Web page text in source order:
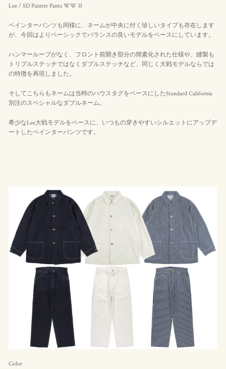
Lee / SD Painter Pants WW II
ペインターパンツも同様に、ネームが中央に付く珍しいタイプも存在します
が、今回はよりベーシックでバランスの良いモデルをベースにしています。
ハンマーループがなく、フロント前開き部分の簡素化された仕様や、縫製も
トリプルステッチではなくダブルステッチなど、同じく大戦モデルならでは
の特徴を再現しました。
そしてこちらもネームは当時のハウスタグをベースにしたStandard California
別注のスペシャルなダブルネーム。
希少なLee大戦モデルをベースに、いつもの穿きやすいシルエットにアップデ
ートしたペインターパンツです。
Color